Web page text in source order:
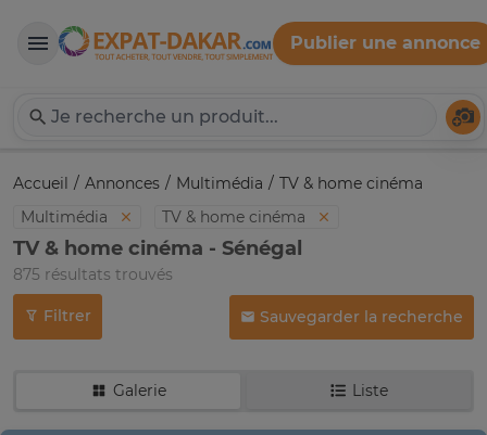
Expat-Dakar
Publier une annonce
Accueil Annonces Multimédia
TV & home cinéma
Multimédia
TV & home cinéma
TV & home cinéma - Sénégal
875 résultats trouvés
Filtrer Sauvegarder la recherche
Galerie Liste